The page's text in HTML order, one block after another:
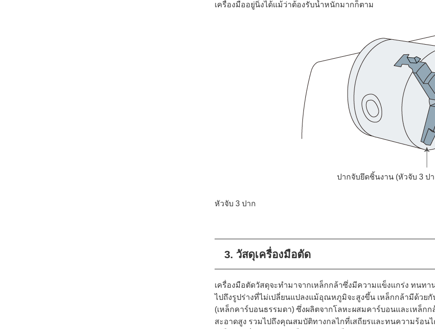
เครื่องมืออยู่นิ่งได้แม้ว่าต้องรับน้ำหนักมากก็ตาม
ปากจับยึดชิ้นงาน (หัวจับ 3 ป
หัวจับ 3 ปาก
3. วัสดุเครื่องมือตัด
เครื่องมือตัดวัสดุจะทำมาจากเหล็กกล้าซึ่งมีความแข็งแกร่ง ทนท
ไปถึงรูปร่างที่ไม่เปลี่ยนแปลงแม้อุณหภูมิจะสูงขึ้น เหล็กกล้ามีด้วย
(เหล็กคาร์บอนธรรมดา) ซึ่งผลิตจากโลหะผสมคาร์บอนและเหล็ก
สะอาดสูง รวมไปถึงคุณสมบัติทางกลไกที่เสถียรและทนความร้อน